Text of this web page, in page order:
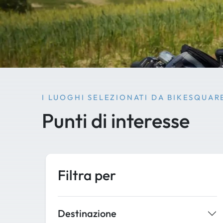
I LUOGHI SELEZIONATI DA
Punti di interesse
Filtra per
Destinazione